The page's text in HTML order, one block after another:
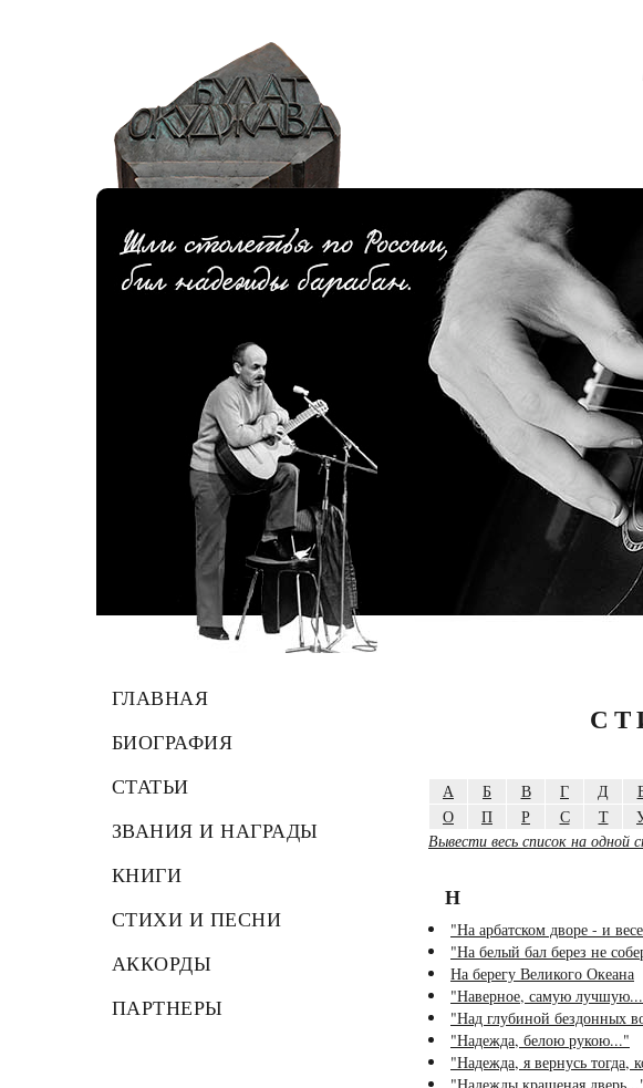
ГЛАВНАЯ
БИОГРАФИЯ
СТАТЬИ
ЗВАНИЯ И НАГРАДЫ
КНИГИ
СТИХИ И ПЕСНИ
АККОРДЫ
ПАРТНЕРЫ
А Б В Г Д
О
П Р С Т
Вывести весь список на одной
Н
"На арбатском дворе - и
"На белый бал берез не
На берегу Великого Океана
"Наверное, самую
"Над глубиной бездонных
"Надежда, белою рукою..."
"Надежда, я вернусь тогда,